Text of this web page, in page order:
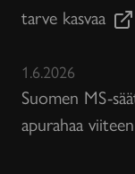
tarve kasvaa
1.6.2026
Suomen MS-
apurahaa